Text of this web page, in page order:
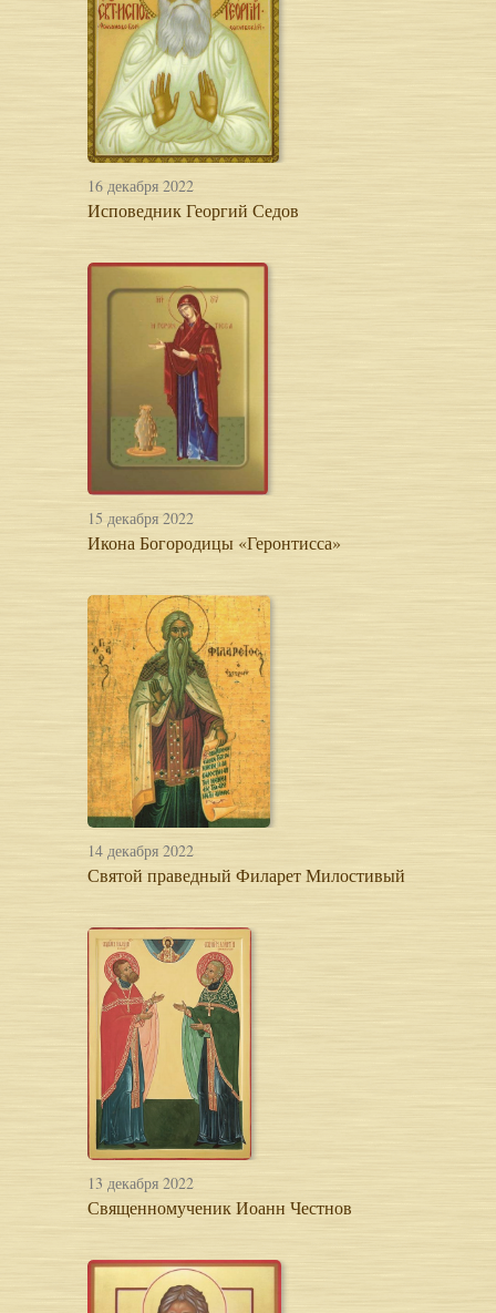
16 декабря 2022
Исповедник Георгий Седов
15 декабря 2022
Икона Богородицы «Геронтисса»
14 декабря 2022
Святой праведный Филарет Милостивый
13 декабря 2022
Священномученик Иоанн Честнов